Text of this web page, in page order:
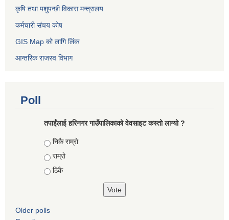
कृषि तथा पशुपन्छी विकास मन्त्रालय
कर्मचारी संचय कोष
GIS Map को लागि लिंक
आन्तरिक राजस्व विभाग
Poll
तपाईंलाई हरिनगर गाउँपालिकाको वेवसाइट कस्तो लाग्यो ?
Choices
निकै राम्राे
राम्राे
ठिकै
Older polls